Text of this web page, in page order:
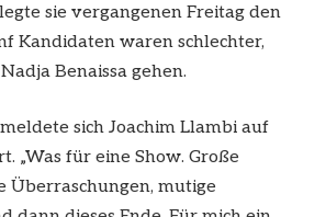
sie vergangenen Freitag den
Kandidaten waren schlechter,
Benaissa gehen.
sich Joachim Llambi auf
„Was für eine Show. Große
Überraschungen, mutige